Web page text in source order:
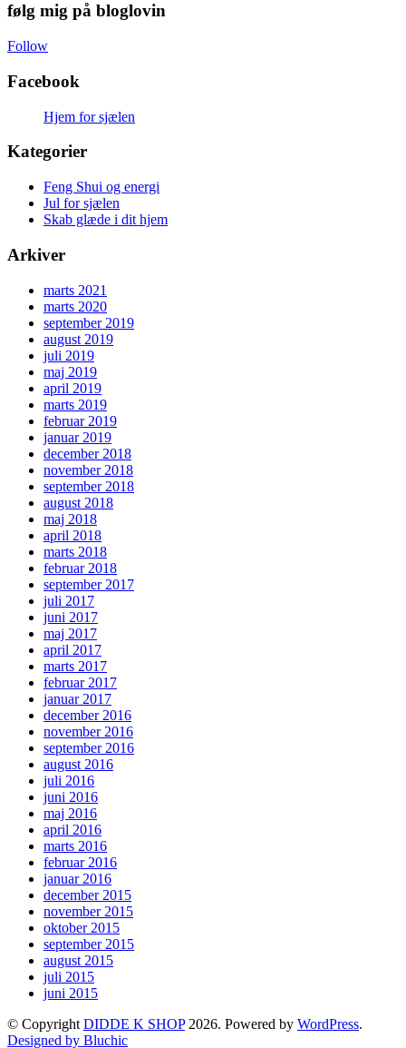
følg mig på bloglovin
Follow
Facebook
Hjem for sjælen
Kategorier
Feng Shui og energi
Jul for sjælen
Skab glæde i dit hjem
Arkiver
marts 2021
marts 2020
september 2019
august 2019
juli 2019
maj 2019
april 2019
marts 2019
februar 2019
januar 2019
december 2018
november 2018
september 2018
august 2018
maj 2018
april 2018
marts 2018
februar 2018
september 2017
juli 2017
juni 2017
maj 2017
april 2017
marts 2017
februar 2017
januar 2017
december 2016
november 2016
september 2016
august 2016
juli 2016
juni 2016
maj 2016
april 2016
marts 2016
februar 2016
januar 2016
december 2015
november 2015
oktober 2015
september 2015
august 2015
juli 2015
juni 2015
© Copyright DIDDE K SHOP2026. Powered by WordPress.
Designed by Bluchic